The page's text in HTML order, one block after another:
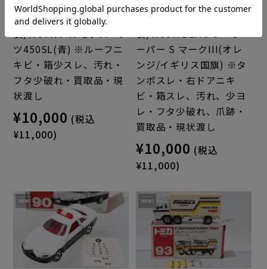
トミカ 赤箱(日本
製)★87★メルセデスベン
ツ450SL(青) ※ルーフニ
キビ・箱少スレ、汚れ・
フタ少破れ・買取品・現
状渡し
¥10,000 (税込
¥11,000)
トミカ 赤箱(日本
製)★88★BLMCミニ ク
ーパー S マークIII(オレ
ンジ/イギリス国旗) ※タ
ンポスレ・右ドアニキ
ビ・箱スレ、汚れ、少ヨ
レ・フタ少破れ、爪跡・
買取品・現状渡し
¥10,000 (税込
¥11,000)